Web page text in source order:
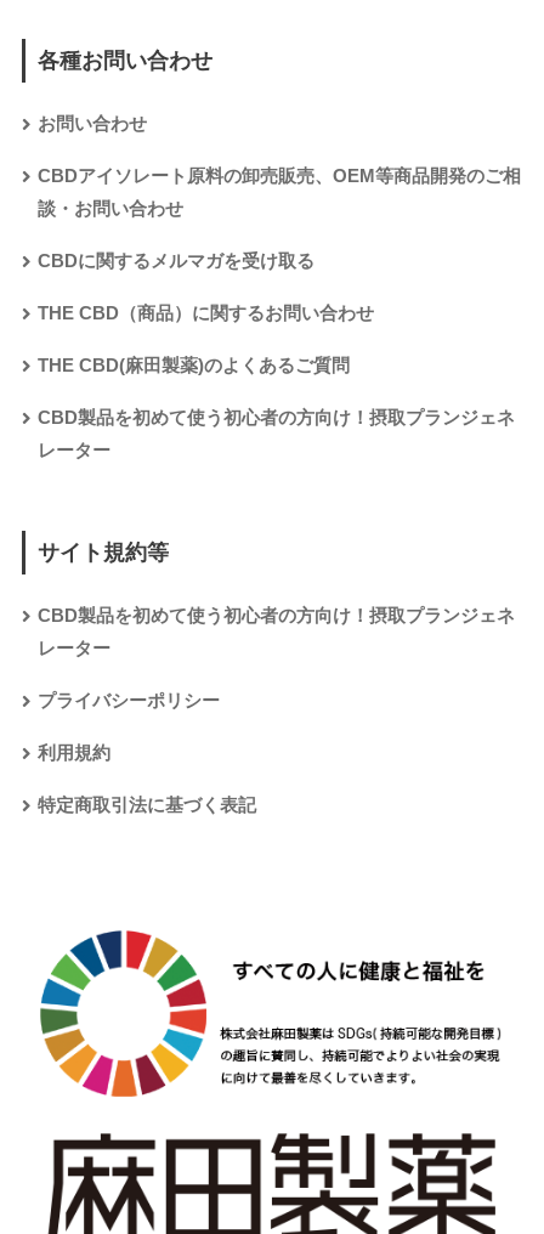
各種お問い合わせ
お問い合わせ
CBDアイソレート原料の卸売販売、OEM等商品開発のご相
談・お問い合わせ
CBDに関するメルマガを受け取る
THE CBD（商品）に関するお問い合わせ
THE CBD(麻田製薬)のよくあるご質問
CBD製品を初めて使う初心者の方向け！摂取プランジェネ
レーター
サイト規約等
CBD製品を初めて使う初心者の方向け！摂取プランジェネ
レーター
プライバシーポリシー
利用規約
特定商取引法に基づく表記